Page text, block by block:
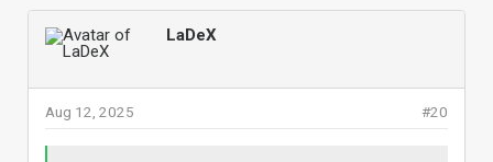
kokeillut niin siitä ei oo kokemusta.
Sehän nimenomaan se 3000 sarjan tajunnan
ettei ole mitään väliä paljonko näytönohjain maksaa
kun se silti ostetaan teki, että voi jopa pelata pelejä
LaDeX
#20
Aug 12, 2025